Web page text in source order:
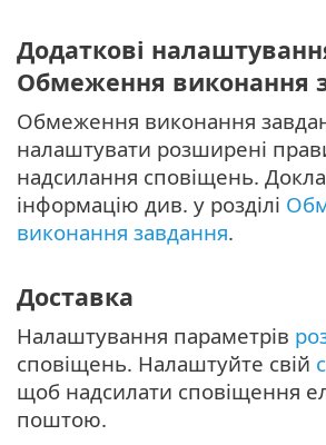
Додаткові
Обмеження виконання
Обмеження виконання
налаштувати розширені
надсилання сповіщень.
інформацію див. у розділі
виконання завдання.
Доставка
Налаштування параметрів
сповіщень. Налаштуйте свій
щоб надсилати сповіщення
поштою.